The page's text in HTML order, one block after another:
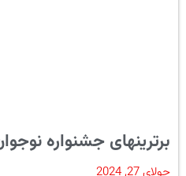
برترینهای جشنواره